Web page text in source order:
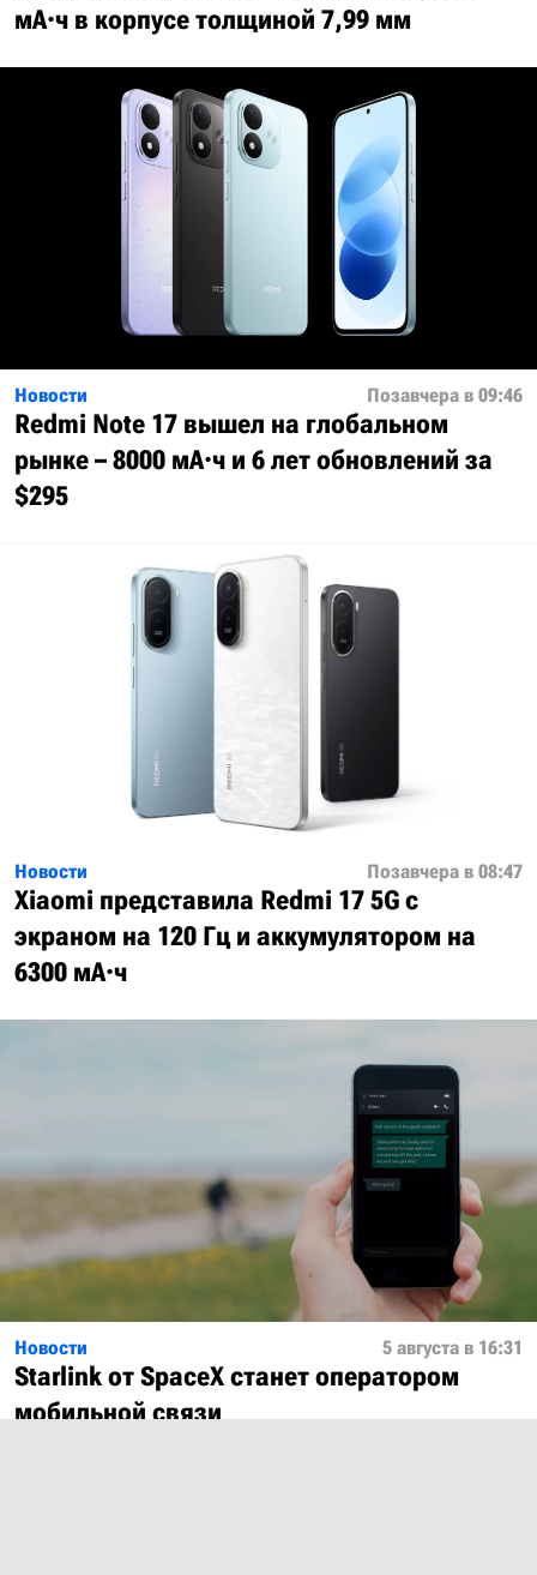
мА·ч в корпусе толщиной 7,99 мм
Новости Позавчера в 09:46
Redmi Note 17 вышел на глобальном
рынке – 8000 мА·ч и 6 лет обновлений за
$295
Новости Позавчера в 08:47
Xiaomi представила Redmi 17 5G с
экраном на 120 Гц и аккумулятором на
6300 мА·ч
Новости 5 августа в 16:31
Starlink от SpaceX станет оператором
мобильной связи